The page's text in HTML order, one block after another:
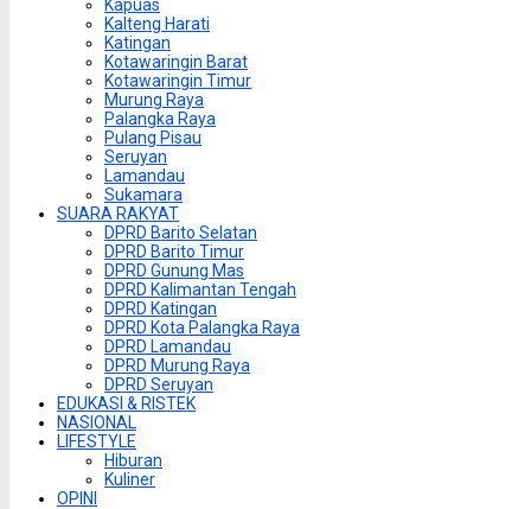
Kapuas
Kalteng Harati
Katingan
Kotawaringin Barat
Kotawaringin Timur
Murung Raya
Palangka Raya
Pulang Pisau
Seruyan
Lamandau
Sukamara
SUARA RAKYAT
DPRD Barito Selatan
DPRD Barito Timur
DPRD Gunung Mas
DPRD Kalimantan Tengah
DPRD Katingan
DPRD Kota Palangka Raya
DPRD Lamandau
DPRD Murung Raya
DPRD Seruyan
EDUKASI & RISTEK
NASIONAL
LIFESTYLE
Hiburan
Kuliner
OPINI